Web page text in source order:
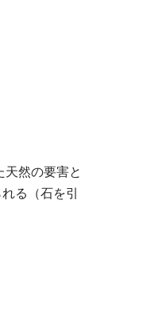
然の要害と
る（石を引